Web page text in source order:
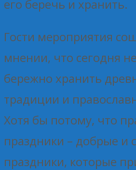
его беречь и хранить.
Гости мероприятия
мнении, что сегодня
бережно хранить
традиции и
Хотя бы потому, что
праздники – добрые и
праздники, которые